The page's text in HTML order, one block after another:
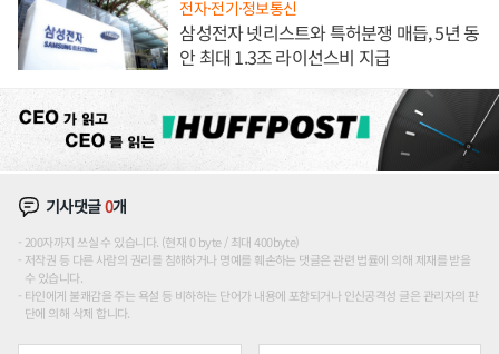
전자·전기·정보통신
삼성전자 넷리스트와 특허분쟁 매듭, 5년 동
안 최대 1.3조 라이선스비 지급
기사댓글0개
200자까지 쓰실 수 있습니다. (현재 0 byte / 최대 400byte)
저작권 등 다른 사람의 권리를 침해하거나 명예를 훼손하는 댓글은 관련 법률에 의해 제재를 받을
수 있습니다.
타인에게 불쾌감을 주는 욕설 등 비하하는 단어가 내용에 포함되거나 인신공격성 글은 관리자의 판
단에 의해 삭제 합니다.